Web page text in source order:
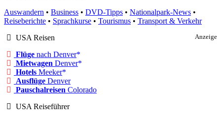
Auswandern • Business • DVD-Tipps • Nationalpark-News •
Reiseberichte • Sprachkurse • Tourismus • Transport & Verkehr
Anzeige
USA Reisen
Flüge nach Denver
Mietwagen Denver
Hotels Meeker
Ausflüge Denver
Pauschalreisen Colorado
USA Reiseführer